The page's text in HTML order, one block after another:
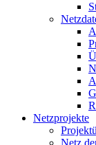
Netzprojekte